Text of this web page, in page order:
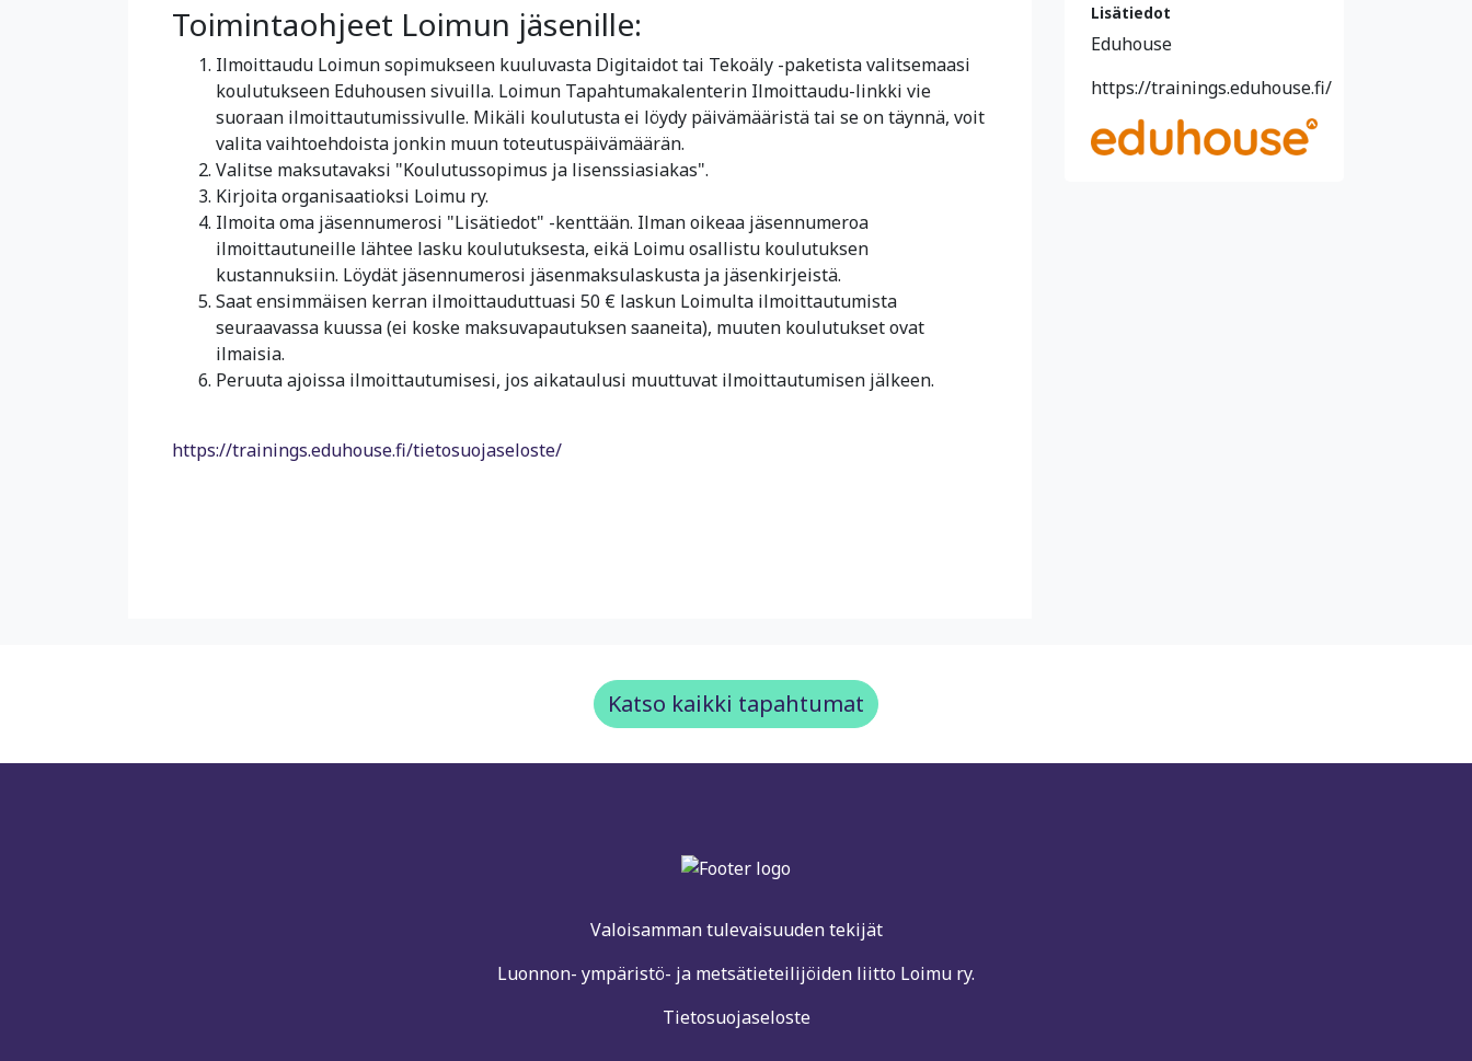
Toimintaohjeet Loimun jäsenille:
Ilmoittaudu Loimun sopimukseen kuuluvasta Digitaidot tai Tekoäly -paketista valitsemaasi
koulutukseen Eduhousen sivuilla. Loimun Tapahtumakalenterin Ilmoittaudu-linkki vie
suoraan ilmoittautumissivulle. Mikäli koulutusta ei löydy päivämääristä tai se on täynnä, voit
valita vaihtoehdoista jonkin muun toteutuspäivämäärän.
Valitse maksutavaksi "Koulutussopimus ja lisenssiasiakas".
Kirjoita organisaatioksi Loimu ry.
Ilmoita oma jäsennumerosi "Lisätiedot" -kenttään. Ilman oikeaa jäsennumeroa
ilmoittautuneille lähtee lasku koulutuksesta, eikä Loimu osallistu koulutuksen
kustannuksiin. Löydät jäsennumerosi jäsenmaksulaskusta ja jäsenkirjeistä.
Saat ensimmäisen kerran ilmoittauduttuasi 50 € laskun Loimulta ilmoittautumista
seuraavassa kuussa (ei koske maksuvapautuksen saaneita), muuten koulutukset ovat
ilmaisia.
Peruuta ajoissa ilmoittautumisesi, jos aikataulusi muuttuvat ilmoittautumisen jälkeen.
https://trainings.eduhouse.fi/tietosuojaseloste/
Lisätiedot
Eduhouse
https://trainings.eduhouse.fi/
Katso kaikki tapahtumat
Valoisamman tulevaisuuden tekijät
Luonnon- ympäristö- ja metsätieteilijöiden liitto Loimu ry.
Tietosuojaseloste